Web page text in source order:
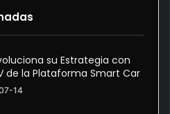
su Estrategia con
de la Plataforma Smart Car
14